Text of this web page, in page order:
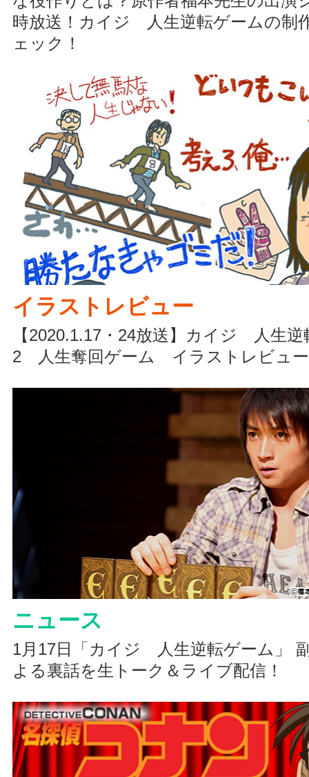
時放送！カイジ 人生逆転ゲームの制
ェック！
イラストレビュー
【2020.1.17・24放送】カイジ 人生
2 人生奪回ゲーム イラストレビュー
ニュース
1月17日「カイジ 人生逆転ゲーム」
よる裏話を生トーク＆ライブ配信！